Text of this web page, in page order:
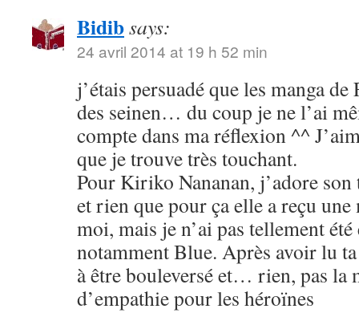
Bidibsays:
24 avril 2014 at 19 h 52 min
j’étais persuadé que les manga
des seinen… du coup je ne l’ai
compte dans ma réflexion ^^
que je trouve très touchant.
Pour Kiriko Nananan, j’adore
et rien que pour ça elle a reçu
moi, mais je n’ai pas tellement
notamment Blue. Après avoir lu
à être bouleversé et… rien, pas la
d’empathie pour les héroïnes